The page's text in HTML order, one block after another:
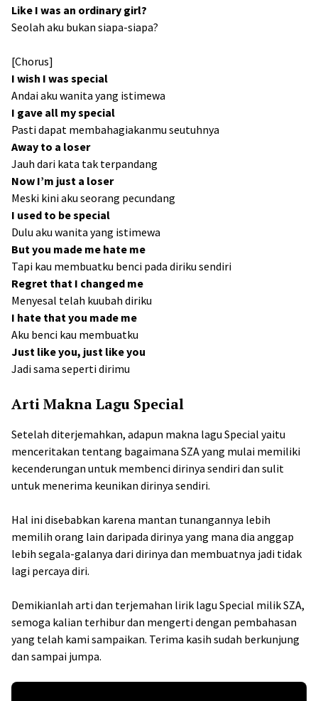
Like I was an ordinary girl?
Seolah aku bukan siapa-siapa?
[Chorus]
I wish I was special
Andai aku wanita yang istimewa
I gave all my special
Pasti dapat membahagiakanmu seutuhnya
Away to a loser
Jauh dari kata tak terpandang
Now I’m just a loser
Meski kini aku seorang pecundang
I used to be special
Dulu aku wanita yang istimewa
But you made me hate me
Tapi kau membuatku benci pada diriku sendiri
Regret that I changed me
Menyesal telah kuubah diriku
I hate that you made me
Aku benci kau membuatku
Just like you, just like you
Jadi sama seperti dirimu
Arti Makna Lagu Special
Setelah diterjemahkan, adapun makna lagu Special yaitu
menceritakan tentang bagaimana SZA yang mulai memiliki
kecenderungan untuk membenci dirinya sendiri dan sulit
untuk menerima keunikan dirinya sendiri.
Hal ini disebabkan karena mantan tunangannya lebih
memilih orang lain daripada dirinya yang mana dia anggap
lebih segala-galanya dari dirinya dan membuatnya jadi tidak
lagi percaya diri.
Demikianlah arti dan terjemahan lirik lagu Special milik SZA,
semoga kalian terhibur dan mengerti dengan pembahasan
yang telah kami sampaikan. Terima kasih sudah berkunjung
dan sampai jumpa.